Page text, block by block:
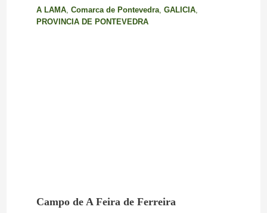
A LAMA, Comarca de Pontevedra, GALICIA,
PROVINCIA DE PONTEVEDRA
Campo de A Feira de Ferreira